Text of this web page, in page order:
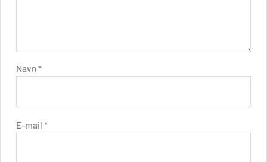
Navn*
E-mail *